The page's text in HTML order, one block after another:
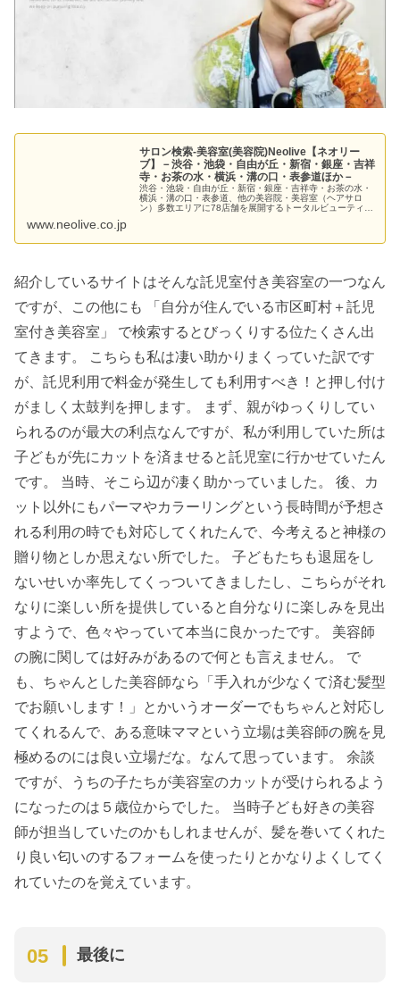
サロン検索‐美容室(美容院)Neolive【ネオリー
ブ】－渋谷・池袋・自由が丘・新宿・銀座・吉祥
寺・お茶の水・横浜・溝の口・表参道ほか－
渋谷・池袋・自由が丘・新宿・銀座・吉祥寺・お茶の水・
横浜・溝の口・表参道、他の美容院・美容室（ヘアサロ
ン）多数エリアに78店舗を展開するトータルビューティサ
www.neolive.co.jp
紹介しているサイトはそんな託児室付き美容室の一つなん
ですが、この他にも 「自分が住んでいる市区町村＋託児
室付き美容室」 で検索するとびっくりする位たくさん出
てきます。 こちらも私は凄い助かりまくっていた訳です
が、託児利用で料金が発生しても利用すべき！と押し付け
がましく太鼓判を押します。 まず、親がゆっくりしてい
られるのが最大の利点なんですが、私が利用していた所は
子どもが先にカットを済ませると託児室に行かせていたん
です。 当時、そこら辺が凄く助かっていました。 後、カ
ット以外にもパーマやカラーリングという長時間が予想さ
れる利用の時でも対応してくれたんで、今考えると神様の
贈り物としか思えない所でした。 子どもたちも退屈をし
ないせいか率先してくっついてきましたし、こちらがそれ
なりに楽しい所を提供していると自分なりに楽しみを見出
すようで、色々やっていて本当に良かったです。 美容師
の腕に関しては好みがあるので何とも言えません。 で
も、ちゃんとした美容師なら「手入れが少なくて済む髪型
でお願いします！」とかいうオーダーでもちゃんと対応し
てくれるんで、ある意味ママという立場は美容師の腕を見
極めるのには良い立場だな。なんて思っています。 余談
ですが、うちの子たちが美容室のカットが受けられるよう
になったのは５歳位からでした。 当時子ども好きの美容
師が担当していたのかもしれませんが、髪を巻いてくれた
り良い匂いのするフォームを使ったりとかなりよくしてく
れていたのを覚えています。
最後に